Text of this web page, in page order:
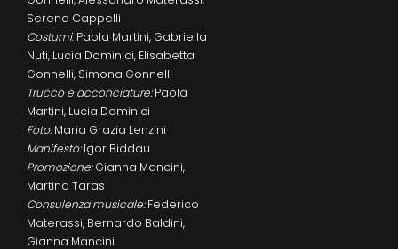
Serena Cappelli
Costumi: Paola Martini, Gabriella
Nuti, Lucia Dominici, Elisabetta
Gonnelli, Simona Gonnelli
Trucco e acconciature:Paola
Martini, Lucia Dominici
Foto:Maria Grazia Lenzini
Manifesto:Igor Biddau
Promozione:Gianna Mancini,
Martina Taras
Consulenza musicale:Federico
Materassi, Bernardo Baldini,
Gianna Mancini